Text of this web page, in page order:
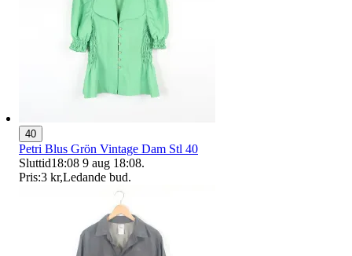
40
Petri Blus Grön Vintage Dam Stl 40
Sluttid18:08 9 aug 18:08.
Pris:3 kr,Ledande bud.